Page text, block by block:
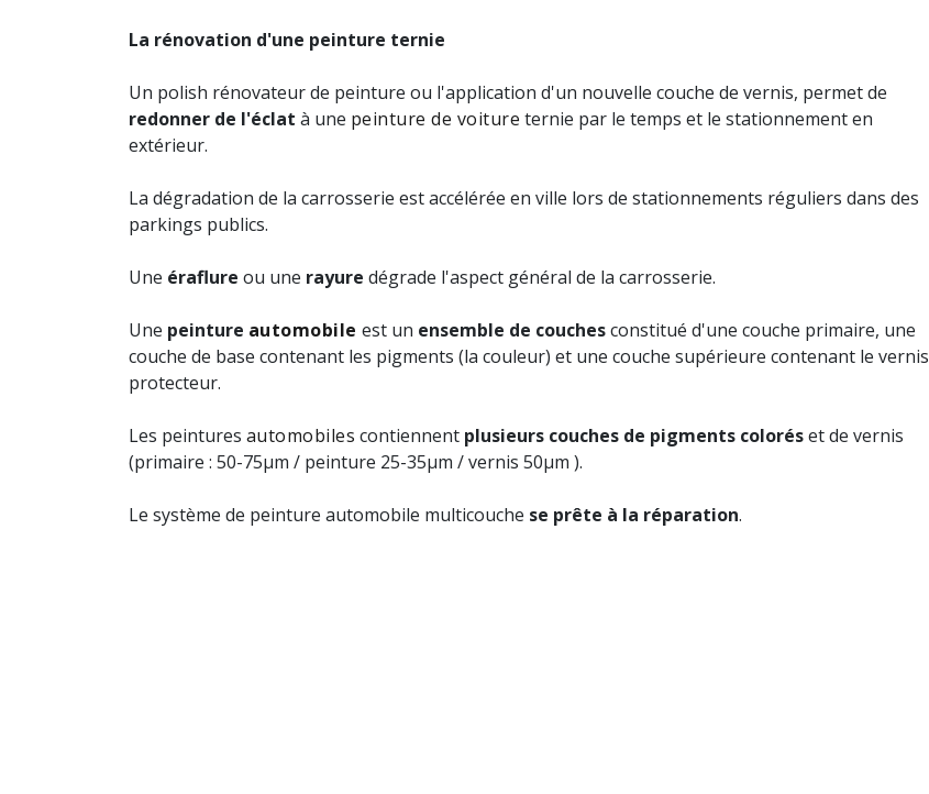
La rénovation d'une peinture ternie
Un polish rénovateur de peinture ou l'application d'un nouvelle couche de vernis, permet de
redonner de l'éclat à une peinture de voiture ternie par le temps et le stationnement en
extérieur.
La dégradation de la carrosserie est accélérée en ville lors de stationnements réguliers dans des
parkings publics.
Une éraflure ou une rayure dégrade l'aspect général de la carrosserie.
Une peinture automobile est un ensemble de couchesconstitué d'une couche primaire, une
couche de base contenant les pigments (la couleur) et une couche supérieure contenant le vernis
protecteur.
Les peintures automobiles contiennent plusieurs couches de pigments coloréset de vernis
(primaire : 50-75µm / peinture 25-35µm / vernis 50µm ).
Le système de peinture automobile multicouche se prête à la réparation.